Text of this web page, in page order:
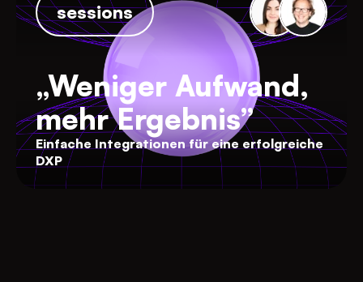
sessions
„Weniger Aufwand,
mehr Ergebnis”
Einfache Integrationen für eine erfolgreiche
DXP